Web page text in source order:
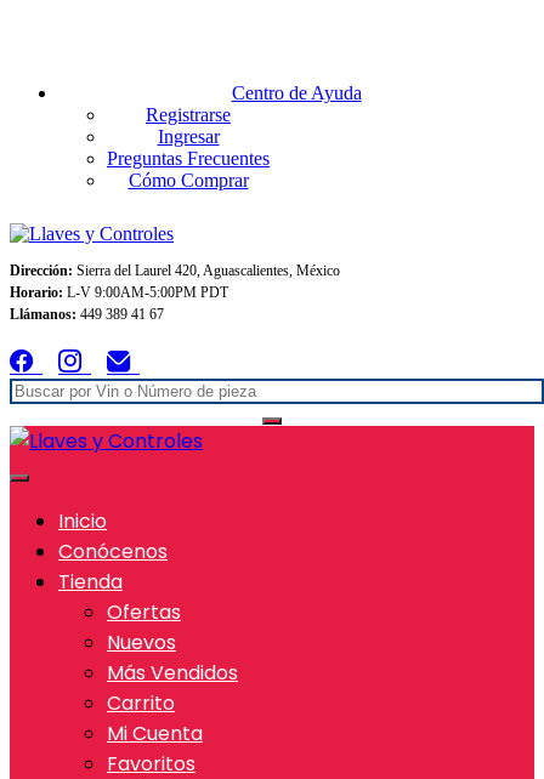
Centro de Ayuda
Registrarse
Ingresar
Preguntas Frecuentes
Cómo Comprar
Dirección: Sierra del Laurel 420, Aguascalientes, México
Horario: L-V 9:00AM-5:00PM PDT
Llámanos: 449 389 41 67
Inicio
Conócenos
Tienda
Ofertas
Nuevos
Más Vendidos
Carrito
Mi Cuenta
Favoritos